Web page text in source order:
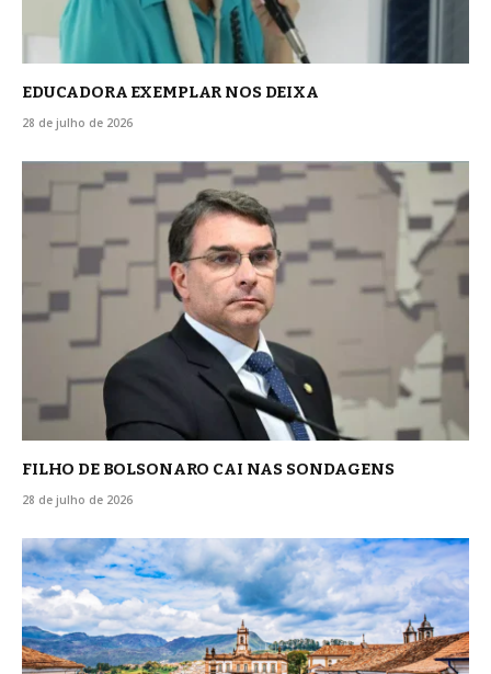
EDUCADORA EXEMPLAR NOS DEIXA
28 de julho de 2026
FILHO DE BOLSONARO CAI NAS SONDAGENS
28 de julho de 2026